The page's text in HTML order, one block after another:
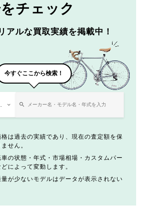
チェック
アルな買取実績を掲載中！
今すぐここから検索！
は過去の実績であり、現在の査定額を保
せん。
の状態・年式・市場相場・カスタムパー
によって変動します。
が少ないモデルはデータが表示されない